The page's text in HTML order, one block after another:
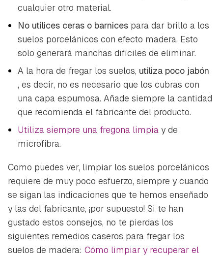
cualquier otro material.
No utilices ceras o barnices para dar brillo a los
suelos porcelánicos con efecto madera. Esto
solo generará manchas difíciles de eliminar.
A la hora de fregar los suelos, utiliza poco jabón
, es decir, no es necesario que los cubras con
una capa espumosa. Añade siempre la cantidad
que recomienda el fabricante del producto.
Utiliza siempre una fregona limpia y de
microfibra.
Como puedes ver, limpiar los suelos porcelánicos
requiere de muy poco esfuerzo, siempre y cuando
se sigan las indicaciones que te hemos enseñado
y las del fabricante, ¡por supuesto! Si te han
gustado estos consejos, no te pierdas los
siguientes remedios caseros para fregar los
suelos de madera: Cómo limpiar y recuperar el